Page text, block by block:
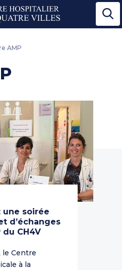
AMP
une soirée
d’échanges
du CH4V
le Centre
à la